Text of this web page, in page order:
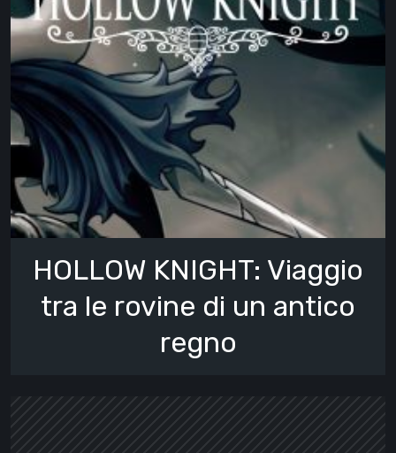
HOLLOW KNIGHT: Viaggio
tra le rovine di un antico
regno